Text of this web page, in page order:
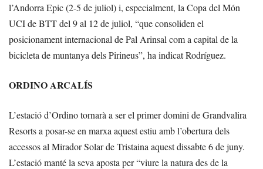
l’Andorra Epic (2-5 de juliol) i, especialment, la Copa del Món
UCI de BTT del 9 al 12 de juliol, “que consoliden el
posicionament internacional de Pal Arinsal com a capital de la
bicicleta de muntanya dels Pirineus”, ha indicat Rodríguez.
ORDINO ARCALÍS
L’estació d’Ordino tornarà a ser el primer domini de Grandvalira
Resorts a posar-se en marxa aquest estiu amb l’obertura dels
accessos al Mirador Solar de Tristaina aquest dissabte 6 de juny.
L’estació manté la seva aposta per “viure la natura des de la